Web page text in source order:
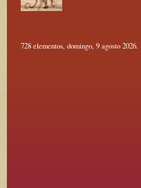
728 elementos, domingo, 9 agosto 2026.